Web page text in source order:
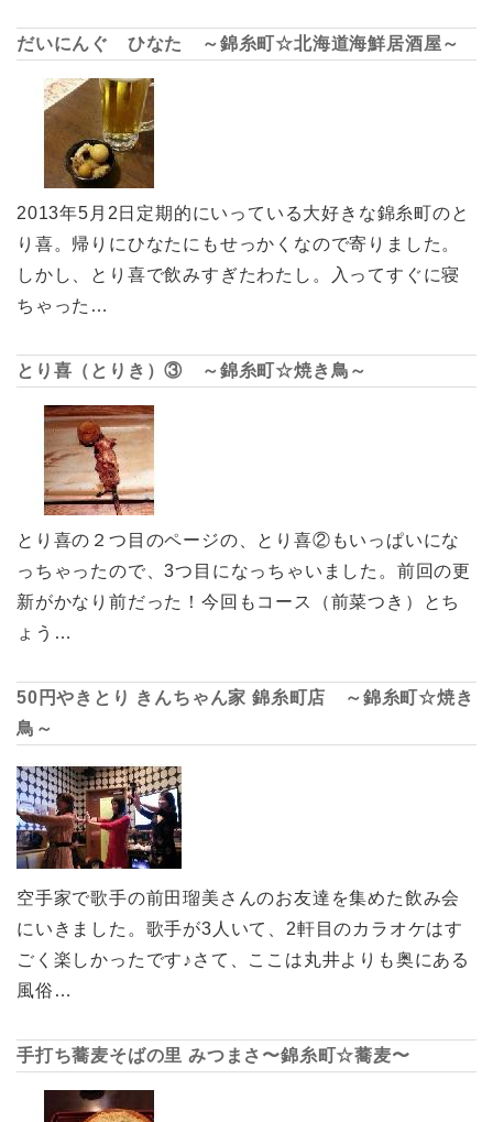
だいにんぐ ひなた ～錦糸町☆北海道海鮮居酒屋～
2013年5月2日定期的にいっている大好きな錦糸町のと
り喜。帰りにひなたにもせっかくなので寄りました。
しかし、とり喜で飲みすぎたわたし。入ってすぐに寝
ちゃった…
とり喜（とりき）③ ～錦糸町☆焼き鳥～
とり喜の２つ目のページの、とり喜②もいっぱいにな
っちゃったので、3つ目になっちゃいました。前回の更
新がかなり前だった！今回もコース（前菜つき）とち
ょう…
50円やきとり きんちゃん家 錦糸町店 ～錦糸町☆焼き
鳥～
空手家で歌手の前田瑠美さんのお友達を集めた飲み会
にいきました。歌手が3人いて、2軒目のカラオケはす
ごく楽しかったです♪さて、ここは丸井よりも奥にある
風俗…
手打ち蕎麦そばの里 みつまさ〜錦糸町☆蕎麦〜